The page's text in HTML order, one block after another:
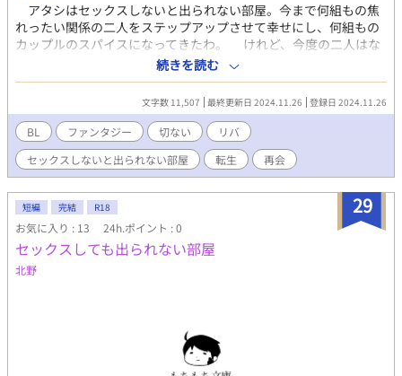
アタシはセックスしないと出られない部屋。今まで何組もの焦
れったい関係の二人をステップアップさせて幸せにし、何組もの
カップルのスパイスになってきたわ。 けれど、今度の二人はな
んだか様子がおかしいわ。きゃーッ待って待って！ この二人、
殺し合っている！ アタシはセックスをしないと出られない部屋
として、この二人をステップアップさせることができるの⁉︎
続きを読む
文字数 11,507 最終更新日 2024.11.26 登録日 2024.11.26
BL ファンタジー 切ない
リバ
セックスしないと出られない部屋
転生 再会
29
短編 完結 R18
お気に入り : 13 24h.ポイント : 0
セックスしても出られない部屋
北野